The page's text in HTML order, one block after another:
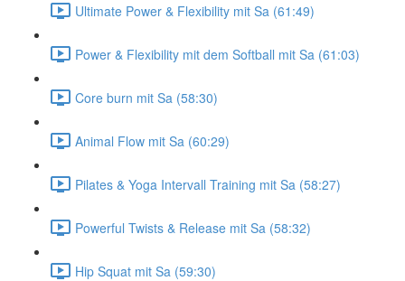
Ultimate Power & Flexibility mit Sa (61:49)
Power & Flexibility mit dem Softball mit Sa (61:03)
Core burn mit Sa (58:30)
Animal Flow mit Sa (60:29)
Pilates & Yoga Intervall Training mit Sa (58:27)
Powerful Twists & Release mit Sa (58:32)
Hip Squat mit Sa (59:30)